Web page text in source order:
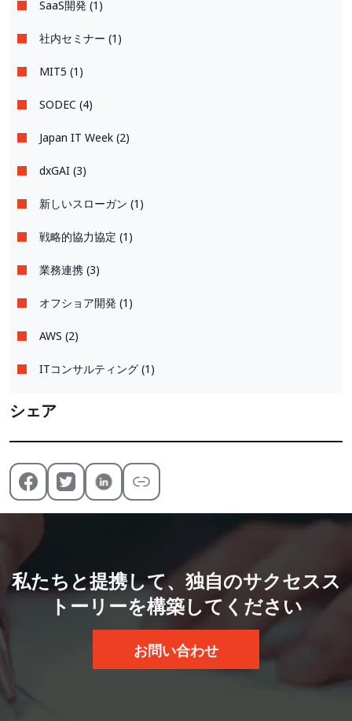
SaaS開発 (1)
社内セミナー (1)
MIT5 (1)
SODEC (4)
Japan IT Week (2)
dxGAI (3)
新しいスローガン (1)
戦略的協力協定 (1)
業務連携 (3)
オフショア開発 (1)
AWS (2)
ITコンサルティング (1)
シェア
私たちと提携して、独自のサクセスス
トーリーを構築してください
お問い合わせ